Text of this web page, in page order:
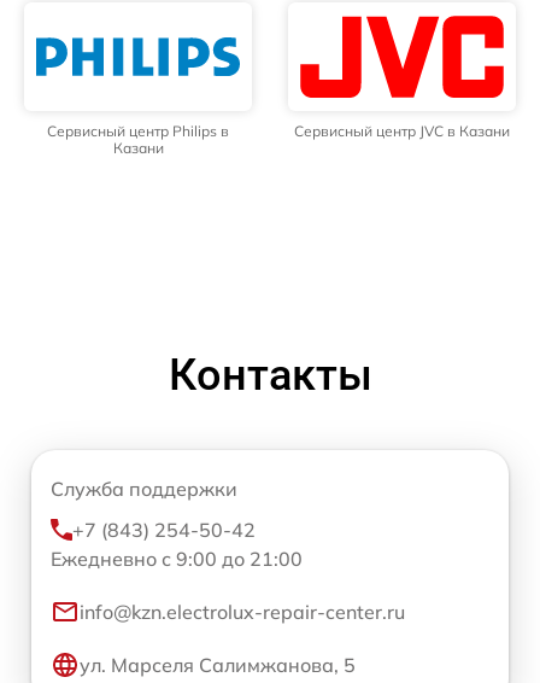
Сервисный центр Philips в
Казани
Сервисный центр JVC в Казани
Контакты
Служба поддержки
+7 (843) 254-50-42
Ежедневно с 9:00 до 21:00
info@kzn.electrolux-repair-center.ru
ул. Марселя Салимжанова, 5